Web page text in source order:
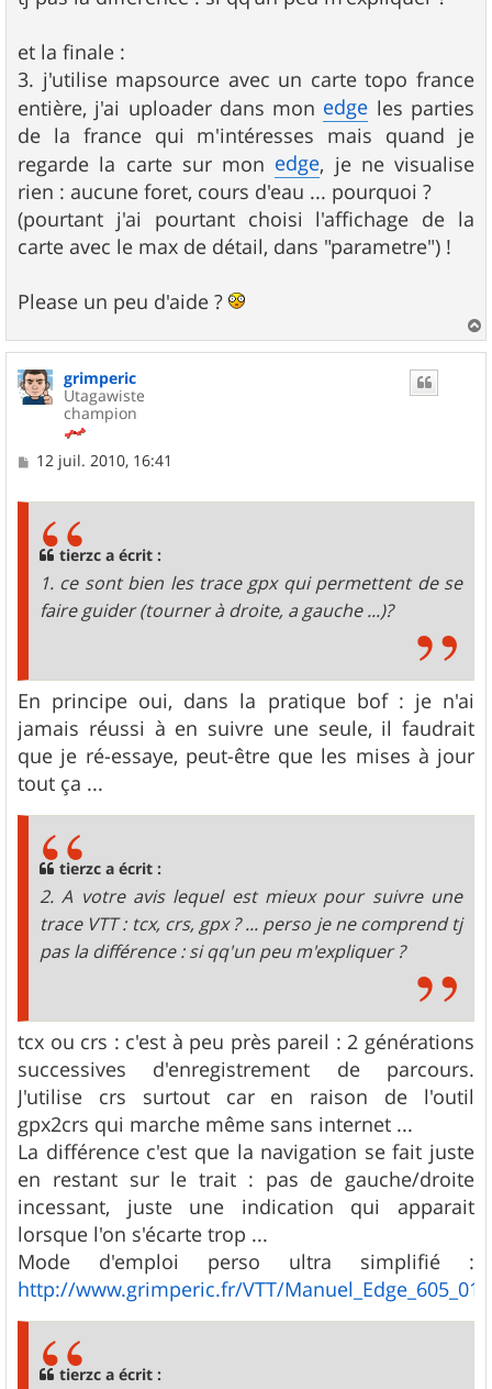
et la finale :
3. j'utilise mapsource avec un carte topo france
entière, j'ai uploader dans mon edge les parties
de la france qui m'intéresses mais quand je
regarde la carte sur mon edge, je ne visualise
rien : aucune foret, cours d'eau ... pourquoi ?
(pourtant j'ai pourtant choisi l'affichage de la
carte avec le max de détail, dans "parametre") !
Please un peu d'aide ?
a
grimperic
Utagawiste
champion
M12 juil. 2010, 16:41
tierzc a écrit :
1. ce sont bien les trace gpx qui permettent de se
faire guider (tourner à droite, a gauche ...)?
En principe oui, dans la pratique bof : je n'ai
jamais réussi à en suivre une seule, il faudrait
que je ré-essaye, peut-être que les mises à jour
tout ça ...
tierzc a écrit :
2. A votre avis lequel est mieux pour suivre une
trace VTT : tcx, crs, gpx ? ... perso je ne comprend tj
pas la différence : si qq'un peu m'expliquer ?
tcx ou crs : c'est à peu près pareil : 2 générations
successives d'enregistrement de parcours.
J'utilise crs surtout car en raison de l'outil
gpx2crs qui marche même sans internet ...
La différence c'est que la navigation se fait juste
en restant sur le trait : pas de gauche/droite
incessant, juste une indication qui apparait
lorsque l'on s'écarte trop ...
Mode d'emploi perso ultra simplifié :
http://www.grimperic.fr/VTT/
tierzc a écrit :